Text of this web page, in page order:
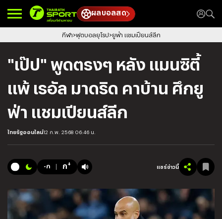
ผลบอลสด
กีฬา ฟุตบอลยุโรป ยูฟ่า แชมเปียนส์ลีก
"เป๊ป" พูดตรงๆ หลัง แมนซิตี้
แพ้ เรอัล มาดริด คาบ้าน ศึกยู
ฟ่า แชมเปียนส์ลีก
ไทยรัฐออนไลน์12 ก.พ. 2568 06:46 น.
-ก ก+ แชร์ข่าวนี้